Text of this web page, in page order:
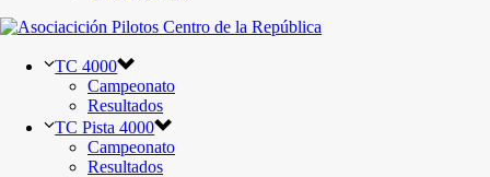
TC 4000
Campeonato
Resultados
TC Pista 4000
Campeonato
Resultados